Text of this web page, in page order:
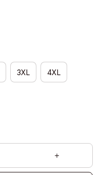
3XL 4XL